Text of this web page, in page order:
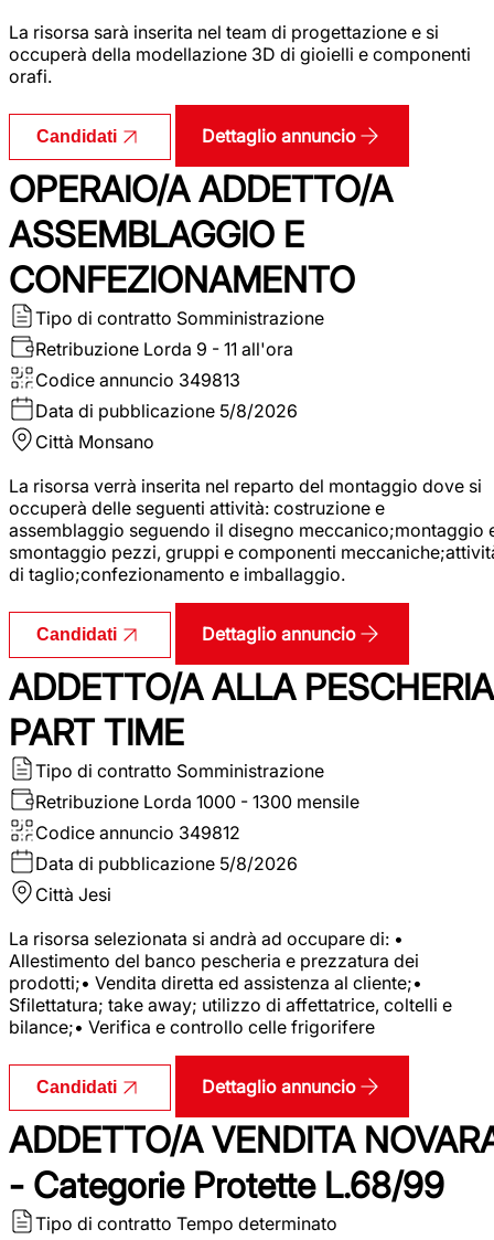
La risorsa sarà inserita nel team di progettazione e si
occuperà della modellazione 3D di gioielli e componenti
orafi.
Candidati Dettaglio annuncio
OPERAIO/A ADDETTO/A
ASSEMBLAGGIO E
CONFEZIONAMENTO
Tipo di contratto Somministrazione
Retribuzione Lorda 9 - 11 all'ora
Codice annuncio 349813
Data di pubblicazione 5/8/2026
Città Monsano
La risorsa verrà inserita nel reparto del montaggio dove si
occuperà delle seguenti attività: costruzione e
assemblaggio seguendo il disegno meccanico;montaggio
smontaggio pezzi, gruppi e componenti
di taglio;confezionamento e imballaggio.
Candidati Dettaglio annuncio
ADDETTO/A ALLA PESCHERIA
PART TIME
Tipo di contratto Somministrazione
Retribuzione Lorda 1000 - 1300 mensile
Codice annuncio 349812
Data di pubblicazione 5/8/2026
Città Jesi
La risorsa selezionata si andrà ad occupare di: •
Allestimento del banco pescheria e prezzatura dei
prodotti;• Vendita diretta ed assistenza al cliente;•
Sfilettatura; take away; utilizzo di affettatrice, coltelli e
bilance;• Verifica e controllo celle frigorifere
Candidati Dettaglio annuncio
ADDETTO/A VENDITA
- Categorie Protette L.68/99
Tipo di contratto Tempo determinato